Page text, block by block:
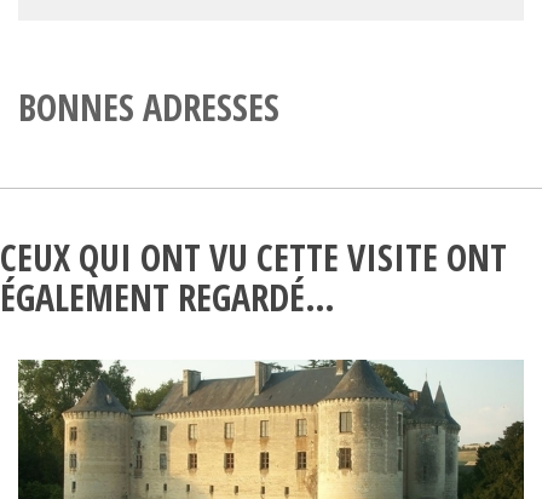
BONNES ADRESSES
CEUX QUI ONT VU CETTE VISITE ONT
ÉGALEMENT REGARDÉ…